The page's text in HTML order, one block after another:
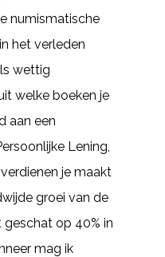
numismatische
het verleden
wettig
welke boeken je
aan een
Lening,
je maakt
groei van de
op 40% in
mag ik